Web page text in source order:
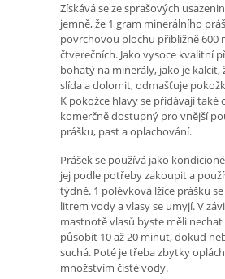
Získává se ze sprašových
jemně, že 1 gram minerálního
povrchovou plochu přibližně 600
čtverečních. Jako vysoce kvalitní
bohatý na minerály, jako je kalcit,
slída a dolomit, odmašťuje
K pokožce hlavy se přidávají také
komerčně dostupný pro vnější
prášku, past a oplachování.
Prášek se používá jako
jej podle potřeby zakoupit a
týdně. 1 polévková lžíce prášku se
litrem vody a vlasy se umyjí. V
mastnotě vlasů byste měli
působit 10 až 20 minut, dokud
suchá. Poté je třeba zbytky
množstvím čisté vody.